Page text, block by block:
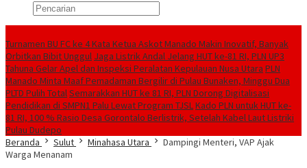
Turnamen BU FC ke 4 Kata Ketua Askot Manado Makin Inovatif, Banyak
Orbitkan Bibit Unggul Jaga Listrik Andal Jelang HUT ke-81 RI, PLN UP3
Tahuna Gelar Apel dan Inspeksi Peralatan Kepulauan Nusa Utara PLN
Manado Minta Maaf Pemadaman Bergilir di Pulau Bunaken, Minggu Dua
PLTD Pulih TotalSemarakkan HUT ke 81 RI, PLN Dorong Digitalisasi
Pendidikan di SMPN1 Palu Lewat Program TJSLKado PLN untuk HUT ke-
81 RI, 100 % Rasio Desa Gorontalo Berlistrik, Setelah Kabel Laut Listriki
Pulau Dudepo
Beranda
Sulut Minahasa Utara
Dampingi Menteri, VAP Ajak
Warga Menanam